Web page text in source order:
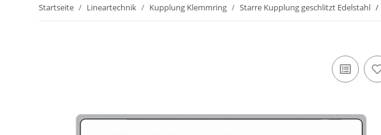
Startseite Lineartechnik Kupplung Klemmring Starre Kupplung geschlitzt Edelstahl